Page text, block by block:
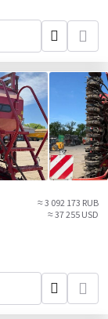
≈ 3 092 173 RUB
≈ 37 255 USD